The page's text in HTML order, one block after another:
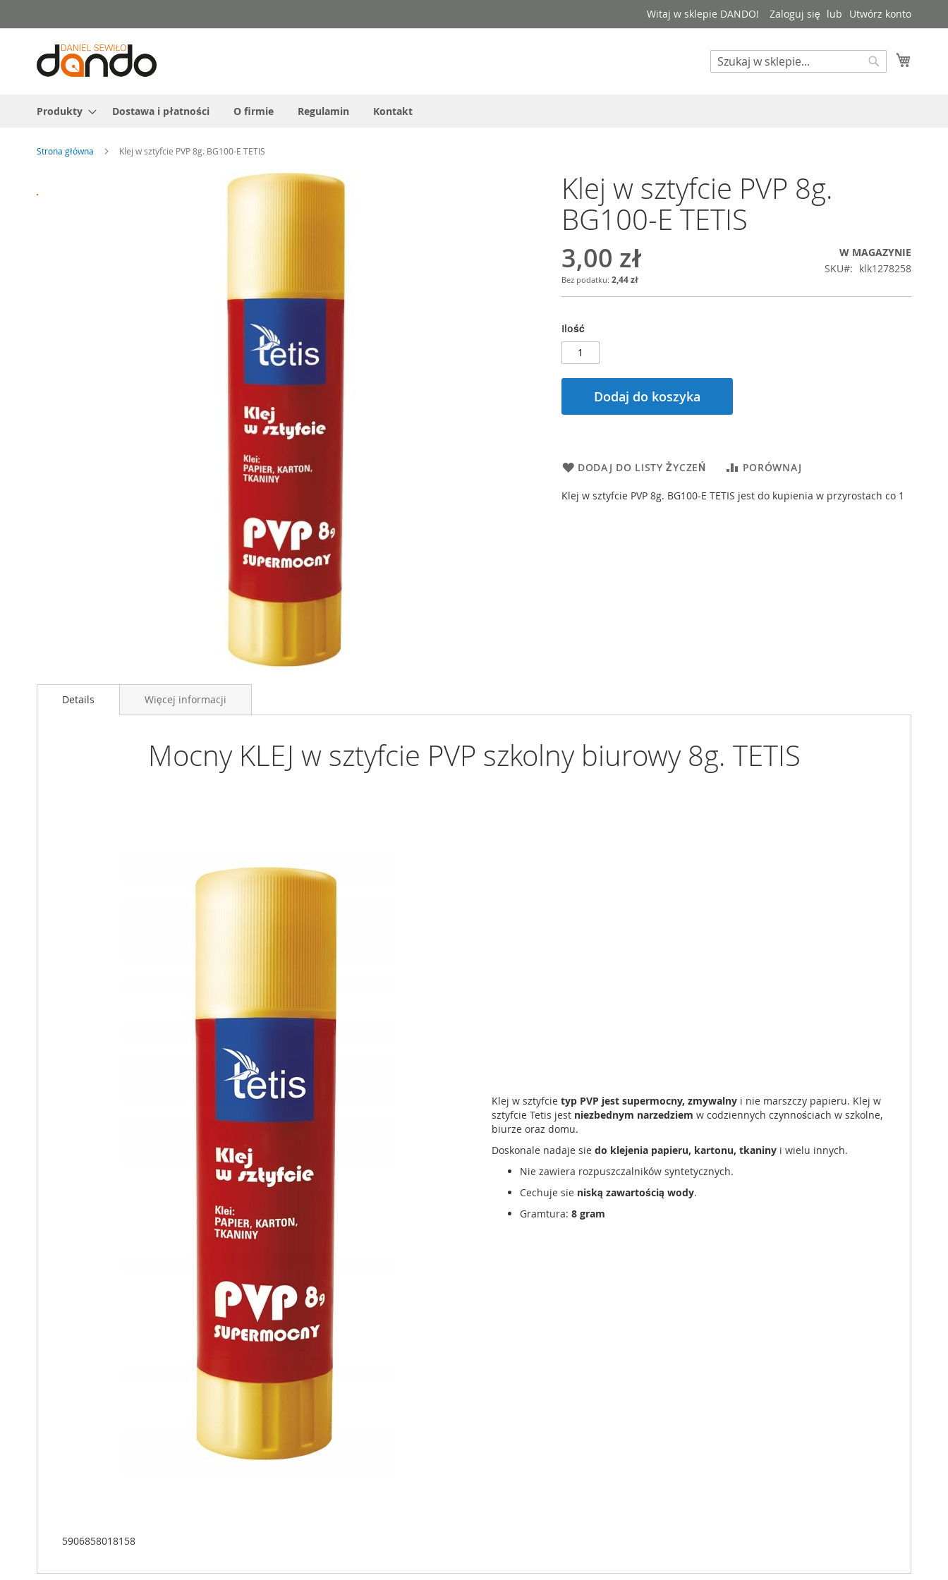
do
treści
Witaj w sklepie DANDO! Zaloguj się Utwórz konto
Search
Produkty Dostawa i płatności O firmie Regulamin Kontakt
Strona główna Klej w sztyfcie PVP 8g. BG100-E TETIS
na
na
początek
Klej w sztyfcie PVP 8g.
BG100-E TETIS
3,00 zł
2,44 zł
W MAGAZYNIE
SKU
klk1278258
Ilość
Dodaj do koszyka
DODAJ DO LISTY ŻYCZEŃ PORÓWNAJ
Klej w sztyfcie PVP 8g. BG100-E TETIS jest do kupienia w przyrostach co 1
Details
Mocny KLEJ w sztyfcie PVP szkolny biurowy 8g. TETIS
Klej w sztyfcie typ PVP jest supermocny, zmywalny i nie marszczy papieru. Klej w
sztyfcie Tetis jest niezbednym narzedziem w codziennych czynnościach w szkolne,
biurze oraz domu.
Doskonale nadaje sie do klejenia papieru, kartonu, tkaniny i wielu innych.
Nie zawiera rozpuszczalników syntetycznych.
Cechuje sie niską zawartością wody.
Gramtura: 8 gram
5906858018158
Więcej informacji